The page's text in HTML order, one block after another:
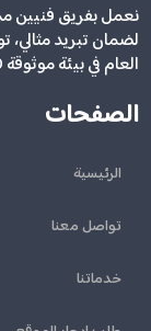
نعمل بفريق فنيين
لضمان تبريد
العام في بيئة موثوقة 100% مع ضمان على الخدمات.
الصفحات
الرئيسية
تواصل معنا
خدماتنا